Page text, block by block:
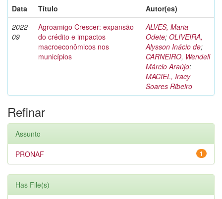
Data
Título
Autor(es)
2022-
09
Agroamigo Crescer: expansão
do crédito e impactos
macroeconômicos nos
municípios
ALVES, Maria
Odete; OLIVEIRA,
Alysson Inácio de;
CARNEIRO, Wendell
Márcio Araújo;
MACIEL, Iracy
Soares Ribeiro
Refinar
Assunto
1
PRONAF
Has File(s)